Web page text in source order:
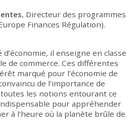
, Directeur des programmes
Finances Régulation).
d’économie, il enseigne en classe
de commerce. Ces différentes
marqué pour l’économie de
de l’importance de
les notions entourant ce
pour appréhender
à l’heure où la planète brûle de